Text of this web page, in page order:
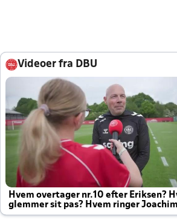
Videoer fra DBU
Hvem overtager nr.10 efter Eriksen?
glemmer sit pas? Hvem ringer Joachim
altid til efter kampe?